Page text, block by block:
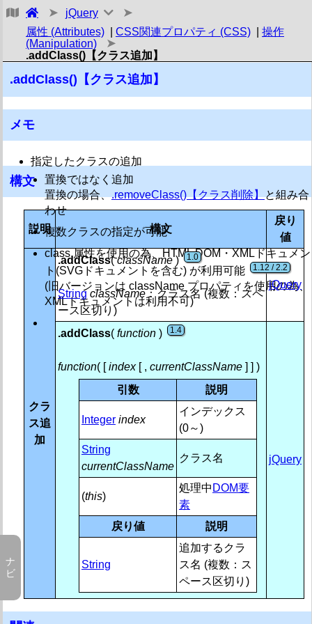
トップ・その他リファレンス メモ
基本
属性 (Attributes)
コールバック関数リスト オブジェクト (Callbacks
CSS関連プロパティ (CSS)
.addClass()【クラス追加】
.css()【スタイルプロパティ 取得・設定】 1.0 / 1.4 / 1.9
.hasClass()【クラス有無】 1.2
.height()【要素の高さ(内容) 取得・設定】 1.0 / 1.4.1
.innerHeight()【要素の高さ(内側) 取得・設定】 1.2.6 /
.innerWidth()【要素の幅(内側) 取得・設定】 1.2.6 /
jQuery.cssHooks【CSSカスタムプロパティ定義】
jQuery.cssNumber【単位なし数値CSSプロパティ リスト】
.offset()【相対位置(ドキュメント) 取得・設定】
.outerHeight()【要素の高さ(外側) 取得・設定】
.outerWidth()【要素の幅(外側) 取得・設定】
.position()【相対位置(親要素) 取得】 1.2
.removeClass()【クラス削除】 1.0 / 1.4
.scrollLeft()【水平スクロール位置 取得・設定】
.scrollTop()【垂直スクロール位置 取得・設定】 1.2.6
.toggleClass()【クラス 追加/削除 切替】
.width()【要素の幅(内容) 取得・設定】 1.0 / 1.4.1
状態管理・非同期処理 (Deferred Object)
効果 (Effects)
jQuery
属性 (Attributes)
CSS関連プロパティ (CSS)
操作
(Manipulation)
.addClass()【クラス追加】
.addClass()【クラス追加】
メモ
指定したクラスの追加
置換ではなく追加
置換の場合、.removeClass()【クラス削除】と組み合
わせ
複数クラスの指定が可能
class 属性を使用の為、HTML DOM・XMLドキュメン
ト(SVGドキュメントを含む) が利用可能
1.12 / 2.2
(旧バージョンは className プロパティを使用の為、
XMLドキュメントは利用不可)
構文
説明 構文
戻り
値
クラ
ス追
加
.addClass(className) 1.0
String className：クラス名 (複数：スペ
ース区切り)
jQuery
.addClass( function ) 1.4
function( [index[ , currentClassName ] ] )
引数
説明
Integer index
インデックス
(0～)
String
currentClassName
クラス名
(this)
処理中 DOM要
素
戻り値
説明
String
追加するクラ
ス名 (複数：ス
ペース区切り)
jQuery